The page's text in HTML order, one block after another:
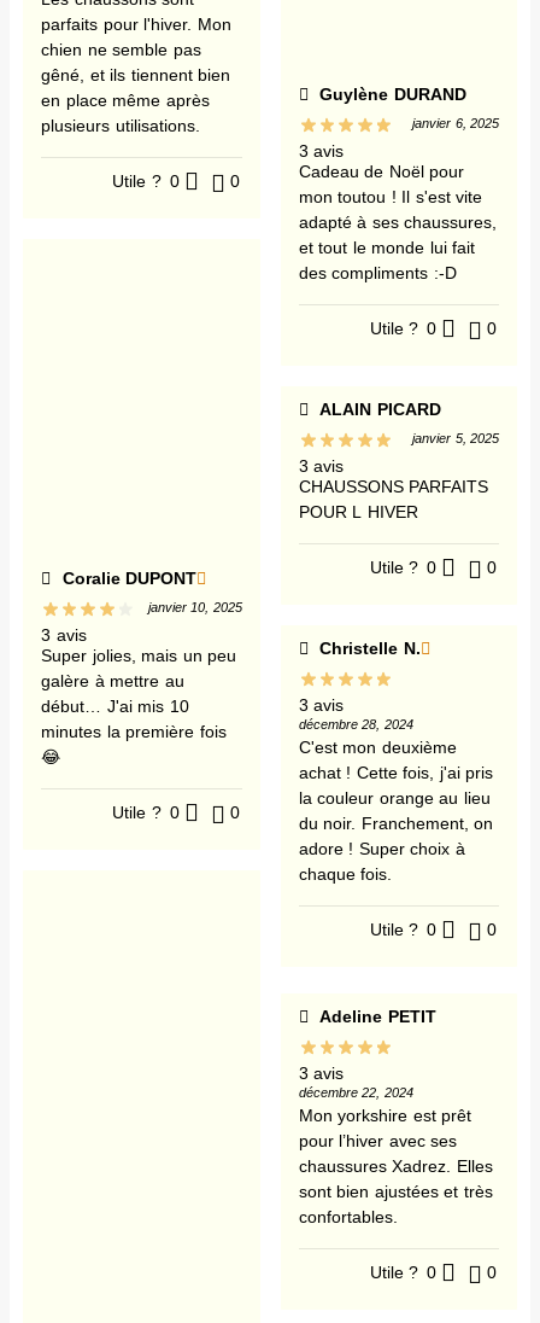
parfaits pour l'hiver. Mon
chien ne semble pas
gêné, et ils tiennent bien
en place même après
plusieurs utilisations.
Utile ? 0 0
Coralie DUPONT
3 avis
janvier 10, 2025
Super jolies, mais un peu
galère à mettre au
début… J'ai mis 10
minutes la première fois
😂
Utile ? 0 0
Guylène DURAND
3 avis
janvier 6, 2025
Cadeau de Noël pour
mon toutou ! Il s'est vite
adapté à ses chaussures,
et tout le monde lui fait
des compliments :-D
Utile ? 0 0
ALAIN PICARD
3 avis
janvier 5, 2025
CHAUSSONS PARFAITS
POUR L HIVER
Utile ? 0 0
Christelle N.
3 avis
décembre 28, 2024
C'est mon deuxième
achat ! Cette fois, j'ai pris
la couleur orange au lieu
du noir. Franchement, on
adore ! Super choix à
chaque fois.
Utile ? 0 0
Adeline PETIT
3 avis
décembre 22, 2024
Mon yorkshire est prêt
pour l’hiver avec ses
chaussures Xadrez. Elles
sont bien ajustées et très
confortables.
Utile ? 0 0